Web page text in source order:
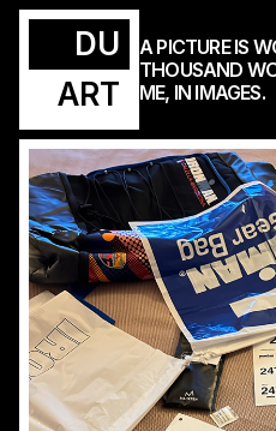
DU
ART
A PICTURE IS
THOUSAND
ME, IN IMAGES.